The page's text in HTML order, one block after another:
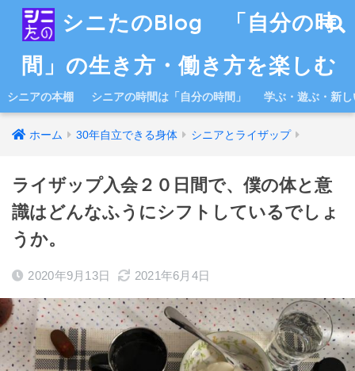
シニたのBlog 「自分の時
間」の生き方・働き方を楽しむ
シニアの本棚 シニアの時間は「自分の時間」 学ぶ・遊ぶ・新
ホーム 30年自立できる身体 シニアとライザップ
ライザップ入会２０日間で、僕の体と意
識はどんなふうにシフトしているでしょ
うか。
2020年9月13日 2021年6月4日